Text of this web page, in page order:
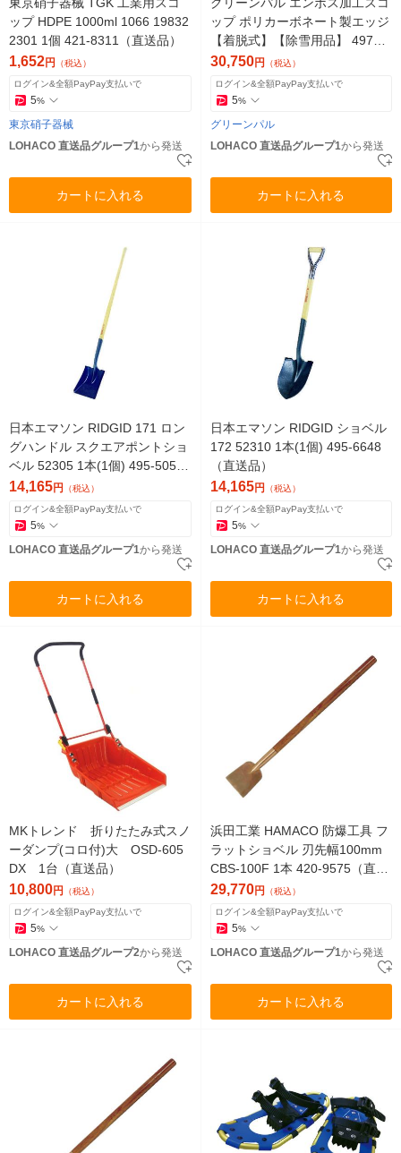
東京硝子器械 TGK 工業用スコ
ップ HDPE 1000ml 1066 19832
2301 1個 421-8311（直送品）
1,652円 （税込）
ログイン&全額PayPay支払いで
5%
東京硝子器械
LOHACO 直送品グループ1から発送
カートに入れる
グリーンパル エンボス加工スコ
ップ ポリカーボネート製エッジ
【着脱式】【除雪用品】 49761
31910876 1セット(10個)（直送
品）
30,750円 （税込）
ログイン&全額PayPay支払いで
5%
グリーンパル
LOHACO 直送品グループ1から発送
カートに入れる
日本エマソン RIDGID 171 ロン
グハンドル スクエアポントショ
ベル 52305 1本(1個) 495-5056
（直送品）
14,165円 （税込）
ログイン&全額PayPay支払いで
5%
LOHACO 直送品グループ1から発送
カートに入れる
日本エマソン RIDGID ショベル
172 52310 1本(1個) 495-6648
（直送品）
14,165円 （税込）
ログイン&全額PayPay支払いで
5%
LOHACO 直送品グループ1から発送
カートに入れる
MKトレンド 折りたたみ式スノ
ーダンプ(コロ付)大 OSD-605
DX 1台（直送品）
10,800円 （税込）
ログイン&全額PayPay支払いで
5%
LOHACO 直送品グループ2から発送
カートに入れる
浜田工業 HAMACO 防爆工具 フ
ラットショベル 刃先幅100mm
CBS-100F 1本 420-9575（直送
品）
29,770円 （税込）
ログイン&全額PayPay支払いで
5%
LOHACO 直送品グループ1から発送
カートに入れる